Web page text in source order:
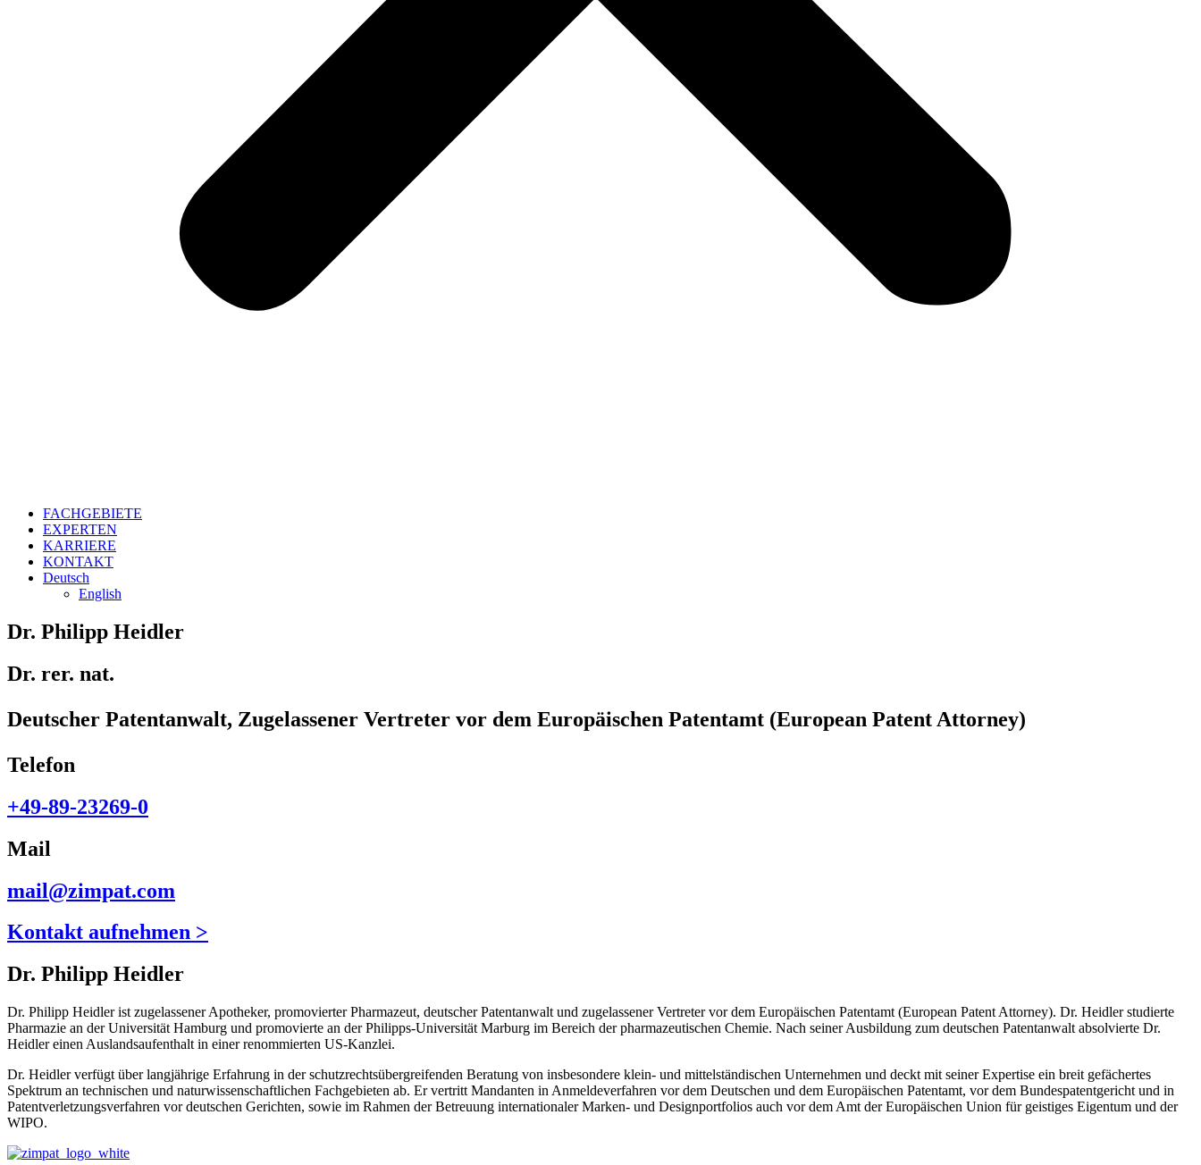
FACHGEBIETE
EXPERTEN
KARRIERE
KONTAKT
Deutsch
English
Dr. Philipp Heidler
Dr. rer. nat.
Deutscher Patentanwalt, Zugelassener Vertreter vor dem Europäischen Patentamt (European Patent Attorney)
Telefon
+49-89-23269-0
Mail
mail@zimpat.com
Kontakt aufnehmen >
Dr. Philipp Heidler
Dr. Philipp Heidler ist zugelassener Apotheker, promovierter Pharmazeut, deutscher Patentanwalt und zugelassener Vertreter vor dem Europäischen Patentamt (European Patent Attorney). Dr. Heidler studierte
Pharmazie an der Universität Hamburg und promovierte an der Philipps-Universität Marburg im Bereich der pharmazeutischen Chemie. Nach seiner Ausbildung zum deutschen Patentanwalt absolvierte Dr.
Heidler einen Auslandsaufenthalt in einer renommierten US-Kanzlei.
Dr. Heidler verfügt über langjährige Erfahrung in der schutzrechtsübergreifenden Beratung von insbesondere klein- und mittelständischen Unternehmen und deckt mit seiner Expertise ein breit gefächertes
Spektrum an technischen und naturwissenschaftlichen Fachgebieten ab. Er vertritt Mandanten in Anmeldeverfahren vor dem Deutschen und dem Europäischen Patentamt, vor dem Bundespatentgericht und in
Patentverletzungsverfahren vor deutschen Gerichten, sowie im Rahmen der Betreuung internationaler Marken- und Designportfolios auch vor dem Amt der Europäischen Union für geistiges Eigentum und der
WIPO.